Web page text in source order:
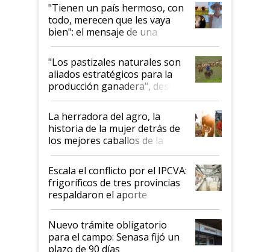
"Tienen un país hermoso, con
todo, merecen que les vaya
bien": el mensaje de una
ganadera uruguaya sobre las
oportunidades que se abren
para el agro en Argentina, con
foco en la carne
"Los pastizales naturales son
aliados estratégicos para la
producción ganadera", destaca
la iniciativa que ya reúne a 46
establecimientos en Argentina
La herradora del agro, la
historia de la mujer detrás de
los mejores caballos de la
Argentina y los mitos que
todavía hacen sufrir a estos
animales: "Mientras me
descalificaban, yo seguí
haciendo currículum"
Escala el conflicto por el IPCVA:
frigoríficos de tres provincias
respaldaron el aporte
obligatorio
Nuevo trámite obligatorio
para el campo: Senasa fijó un
plazo de 90 días